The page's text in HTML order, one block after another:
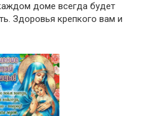
доме всегда будет
Здоровья крепкого вам и